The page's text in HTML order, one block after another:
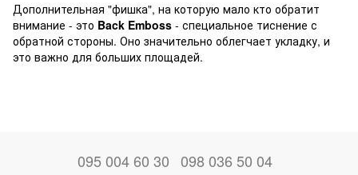
Дополнительная "фишка", на которую мало кто обратит
внимание - это Back Emboss - специальное тиснение с
обратной стороны. Оно значительно облегчает укладку, и
это важно для больших площадей.
095 004 60 30 098 036 50 04